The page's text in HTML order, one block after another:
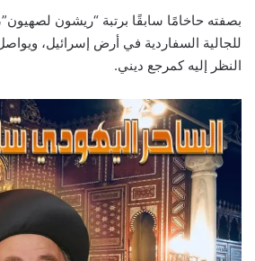
بصفته حاخامًا سابقًا برتبة “ريشون
للجالية السفاردية في أرض إسرائيل،
النظر إليه كمرجع ديني.